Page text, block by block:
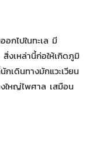
กไปในทะเล มี
งเหล่านี้ก่อให้เกิดภูมิ
เดินทางมักแวะเวียน
งใหญ่ไพศาล เสมือน